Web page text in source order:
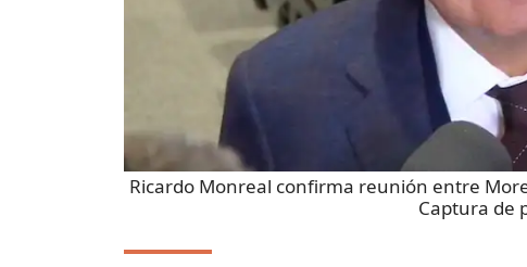
Ricardo Monreal confirma reunión entre
Captura de